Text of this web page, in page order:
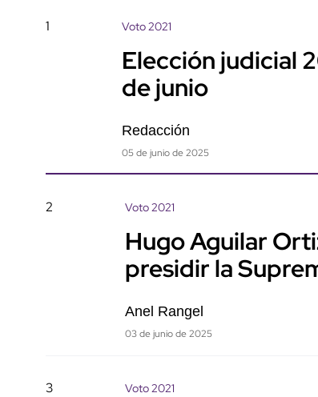
1 Voto 2021
Elección judicial
de junio
Redacción
05 de junio de 2025
2 Voto 2021
Hugo Aguilar
presidir la
Anel Rangel
03 de junio de 2025
3 Voto 2021